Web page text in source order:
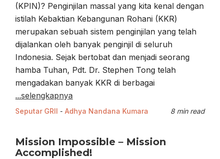
(KPIN)? Penginjilan massal yang kita kenal dengan
istilah Kebaktian Kebangunan Rohani (KKR)
merupakan sebuah sistem penginjilan yang telah
dijalankan oleh banyak penginjil di seluruh
Indonesia. Sejak bertobat dan menjadi seorang
hamba Tuhan, Pdt. Dr. Stephen Tong telah
mengadakan banyak KKR di berbagai
...selengkapnya
Seputar GRII -Adhya Nandana Kumara 8 min read
Mission Impossible – Mission
Accomplished!